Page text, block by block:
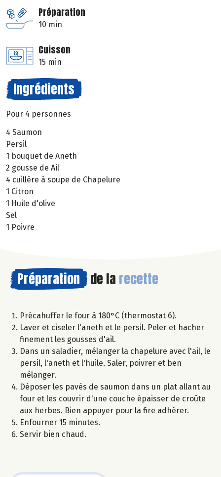
Préparation
10 min
Cuisson
15 min
Ingrédients
Pour 4 personnes
4 Saumon
Persil
1 bouquet de Aneth
2 gousse de Ail
4 cuillère à soupe de Chapelure
1 Citron
1 Huile d'olive
Sel
1 Poivre
Préparation de la recette
Précahuffer le four à 180°C (thermostat 6).
Laver et ciseler l'aneth et le persil. Peler et hacher
finement les gousses d'ail.
Dans un saladier, mélanger la chapelure avec l'ail, le
persil, l'aneth et l'huile. Saler, poivrer et ben
mélanger.
Déposer les pavés de saumon dans un plat allant au
four et les couvrir d'une couche épaisser de croûte
aux herbes. Bien appuyer pour la fire adhérer.
Enfourner 15 minutes.
Servir bien chaud.